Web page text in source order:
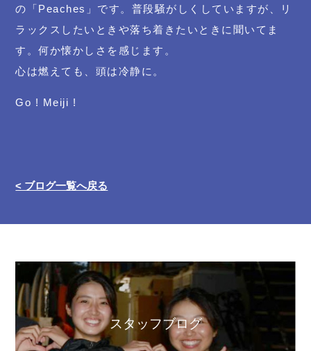
の「Peaches」です。普段騒がしくしていますが、リ
ラックスしたいときや落ち着きたいときに聞いてま
す。何か懐かしさを感じます。
心は燃えても、頭は冷静に。
Go ! Meiji !
< ブログ一覧へ戻る
スタッフブログ